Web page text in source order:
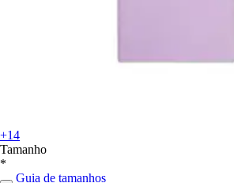
+14
Tamanho
*
Guia de tamanhos